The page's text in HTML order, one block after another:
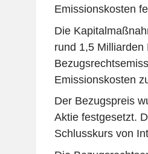
Emissionskosten
Die
rund 1,5
Emissionskosten
Der Bezugspreis
Aktie festgesetzt.
Schlusskurs von